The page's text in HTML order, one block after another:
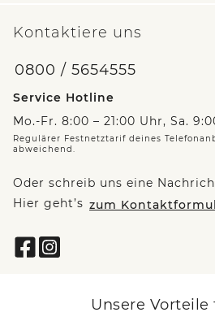
Kontaktiere uns
0800 / 5654555
Service Hotline
Mo.-Fr. 8:00 – 21:00 Uhr, Sa.
Regulärer Festnetztarif deines
abweichend.
Oder schreib uns eine
Hier geht’s zum
Unsere